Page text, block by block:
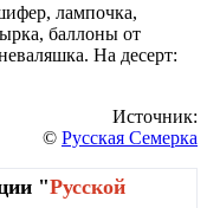
лампочка,
баллоны от
На десерт:
Источник:
© Русская Семерка
"Русской